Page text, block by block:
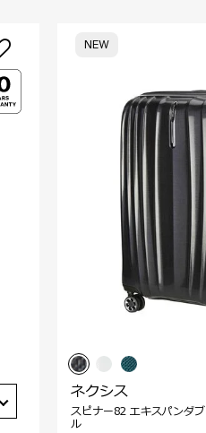
NEW
ネクシス
スピナー82 エキスパンダブ
ル